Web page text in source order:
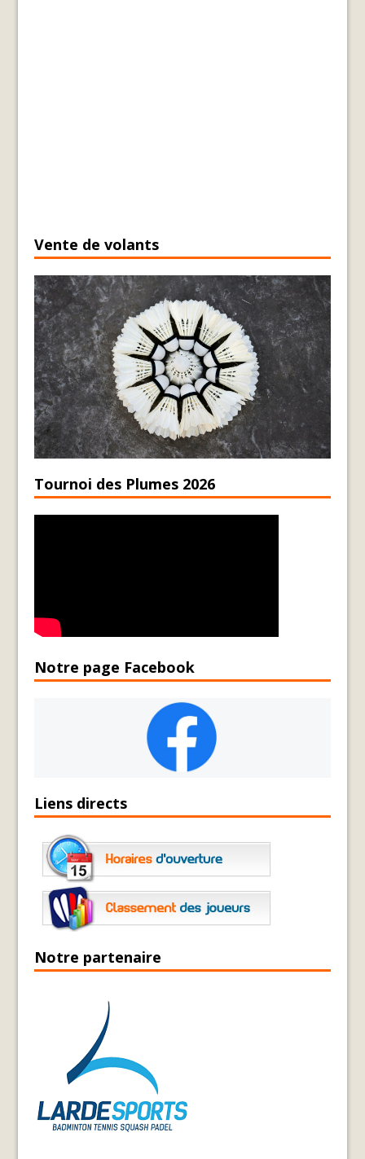
Vente de volants
Tournoi des Plumes 2026
Notre page Facebook
Liens directs
Notre partenaire